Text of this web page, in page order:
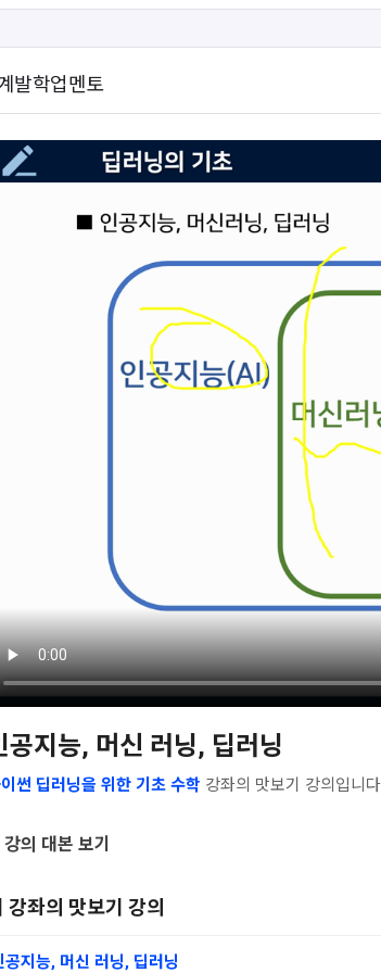
발학업멘토
공지능, 머신 러닝, 딥러닝
썬 딥러닝을 위한 기초 수학 강좌의 맛보기 강의입니
강의 대본 보기
강좌의 맛보기 강의
공지능, 머신 러닝, 딥러닝